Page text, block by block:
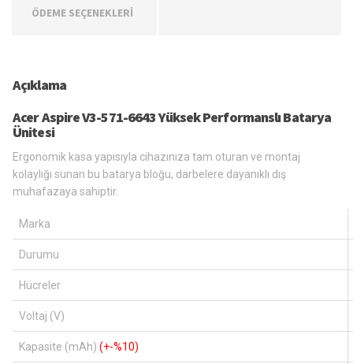
ÖDEME SEÇENEKLERİ
Açıklama
Acer Aspire V3-571-6643 Yüksek Performanslı Batarya
Ünitesi
Ergonomik kasa yapısıyla cihazınıza tam oturan ve montaj
kolaylığı sunan bu batarya bloğu, darbelere dayanıklı dış
muhafazaya sahiptir.
Marka
Durumu
Hücreler
Voltaj (V)
Kapasite (mAh) (+-%10)